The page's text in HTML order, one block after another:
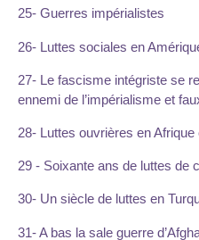
25- Guerres impérialistes
26- Luttes sociales en
27- Le fascisme intégriste se
ennemi de l’impérialisme et
28- Luttes ouvrières en Afrique
29 - Soixante ans de luttes de
30- Un siècle de luttes en
31- A bas la sale guerre